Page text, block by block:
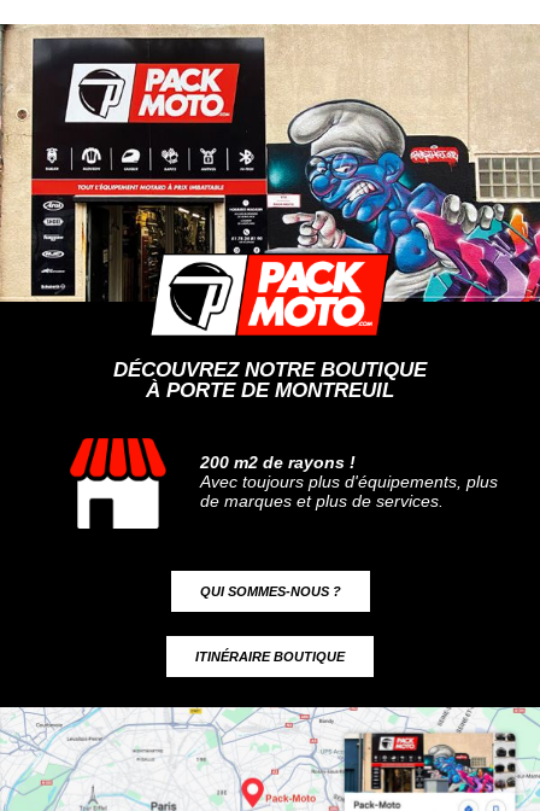
DÉCOUVREZ NOTRE BOUTIQUE
À PORTE DE MONTREUIL
200 m2 de rayons !
Avec toujours plus d'équipements, plus
de marques et plus de services.
QUI SOMMES-NOUS ?
ITINÉRAIRE BOUTIQUE